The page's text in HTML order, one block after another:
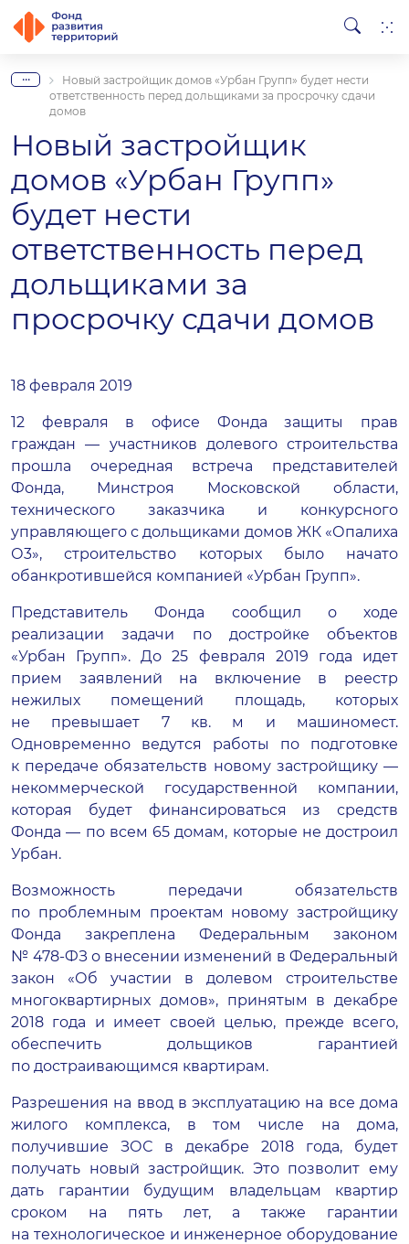
...
Новый застройщик домов «Урбан Групп» будет нести
ответственность перед дольщиками за просрочку сдачи
домов
Новый застройщик
домов «Урбан Групп»
будет нести
ответственность перед
дольщиками за
просрочку сдачи домов
18 февраля 2019
12 февраля в офисе Фонда защиты прав
граждан — участников долевого строительства
прошла очередная встреча представителей
Фонда, Минстроя Московской области,
технического заказчика и конкурсного
управляющего с дольщиками домов ЖК «Опалиха
О3», строительство которых было начато
обанкротившейся компанией «Урбан Групп».
Представитель Фонда сообщил о ходе
реализации задачи по достройке объектов
«Урбан Групп». До 25 февраля 2019 года идет
прием заявлений на включение в реестр
нежилых помещений площадь, которых
не превышает 7 кв. м и машиномест.
Одновременно ведутся работы по подготовке
к передаче обязательств новому застройщику —
некоммерческой государственной компании,
которая будет финансироваться из средств
Фонда — по всем 65 домам, которые не достроил
Урбан.
Возможность передачи обязательств
по проблемным проектам новому застройщику
Фонда закреплена Федеральным законом
№ 478-ФЗ о внесении изменений в Федеральный
закон «Об участии в долевом строительстве
многоквартирных домов», принятым в декабре
2018 года и имеет своей целью, прежде всего,
обеспечить дольщиков гарантией
по достраивающимся квартирам.
Разрешения на ввод в эксплуатацию на все дома
жилого комплекса, в том числе на дома,
получившие ЗОС в декабре 2018 года, будет
получать новый застройщик. Это позволит ему
дать гарантии будущим владельцам квартир
сроком на пять лет, а также гарантии
на технологическое и инженерное оборудование